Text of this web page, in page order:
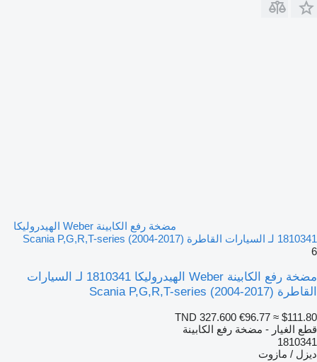
مضخة رفع الكابينة Weber الهيدروليكا
1810341 لـ السيارات القاطرة Scania P,G,R,T-series (2004-2017)
6
مضخة رفع الكابينة Weber الهيدروليكا 1810341 لـ السيارات
القاطرة Scania P,G,R,T-series (2004-2017)
TND 327.600 €96.77 ≈ $111.80
قطع الغيار - مضخة رفع الكابينة
1810341
ديزل / مازوت